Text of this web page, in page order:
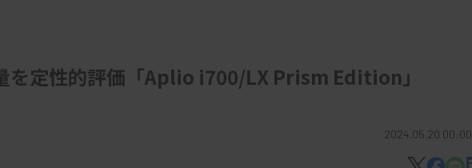
を定性的評価「Aplio i700/LX Prism Edition」
2024.05.20 00:00